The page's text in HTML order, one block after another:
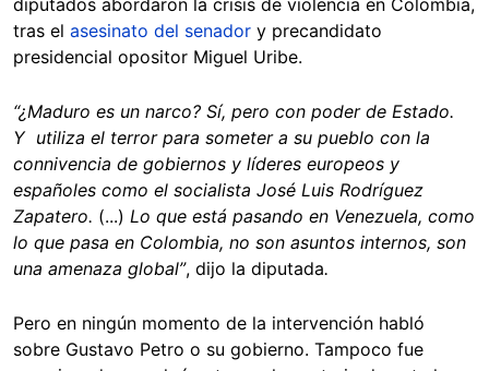
diputados abordaron la crisis de violencia en Colombia,
tras el asesinato del senador y precandidato
presidencial opositor Miguel Uribe.
“¿Maduro es un narco? Sí, pero con poder de Estado.
Y utiliza el terror para someter a su pueblo con la
connivencia de gobiernos y líderes europeos y
españoles como el socialista José Luis Rodríguez
Zapatero. (...) Lo que está pasando en Venezuela, como
lo que pasa en Colombia, no son asuntos internos, son
una amenaza global”, dijo la diputada.
Pero en ningún momento de la intervención habló
sobre Gustavo Petro o su gobierno. Tampoco fue